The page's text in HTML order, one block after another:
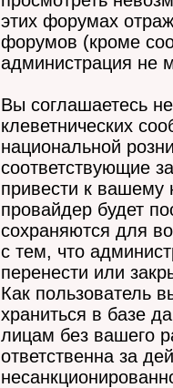
этих форумах
форумов (кроме
администрация не
Вы соглашаетесь
клеветнических
национальной
соответствующие
привести к
провайдер будет
сохраняются для
с тем, что
перенести или
Как пользователь
храниться в базе
лицам без вашего
ответственна за